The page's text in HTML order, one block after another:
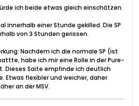
ich beide etwas gleich einschätzen.
innerhalb einer Stunde gekilled. Die SP
von 3 Stunden gerissen.
Nachdem ich die normale SP (ist
habe ich mir eine Rolle in der Pure-
Dieses Saite empfinde ich deutlich
Etwas flexibler und weicher, daher
an der MSV.